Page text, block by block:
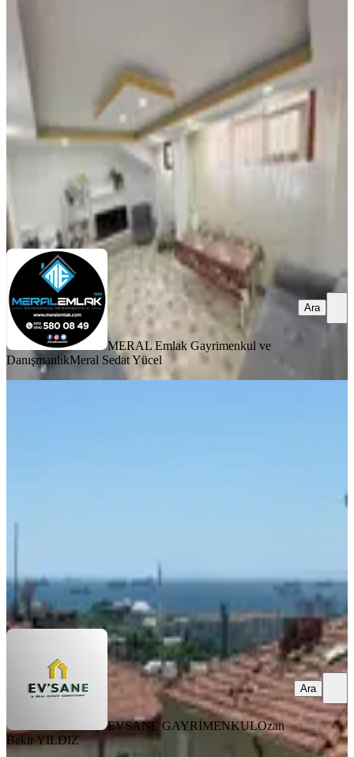
Binada Geniş Lüks 2+1 Bahçe Kat
Küçükçekmece, Yeni Mahalle Mahallesi
2+1· 80 m²·Bahçe katı·16.07.2026
3.990.000 ₺Yatırım Skoru 64 Fırsat
MERAL Emlak Gayrimenkul ve Danışmanlık Meral Sedat Yücel
Ara
MERAL Emlak Gayrimenkul ve
DanışmanlıkMeral Sedat Yücel
Ara
EVSANE GAYRİMENKULOzan Bekir YILDIZ
Ara
EVSANE GAYRİMENKULOzan
Bekir YILDIZ
Ara